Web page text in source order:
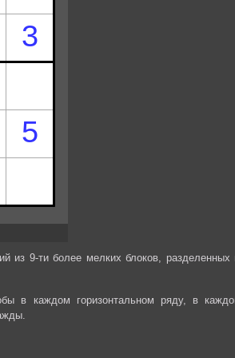
из 9-ти более мелких блоков, разделенных
в каждом горизонтальном ряду, в